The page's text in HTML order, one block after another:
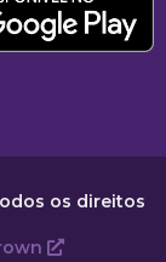
os direitos